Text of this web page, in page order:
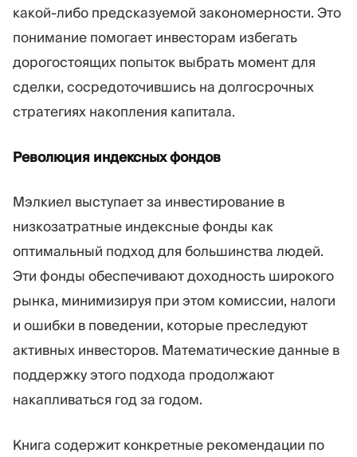
какой-либо предсказуемой закономерности. Это
понимание помогает инвесторам избегать
дорогостоящих попыток выбрать момент для
сделки, сосредоточившись на долгосрочных
стратегиях накопления капитала.
Революция индексных фондов
Мэлкиел выступает за инвестирование в
низкозатратные индексные фонды как
оптимальный подход для большинства людей.
Эти фонды обеспечивают доходность широкого
рынка, минимизируя при этом комиссии, налоги
и ошибки в поведении, которые преследуют
активных инвесторов. Математические данные в
поддержку этого подхода продолжают
накапливаться год за годом.
Книга содержит конкретные рекомендации по